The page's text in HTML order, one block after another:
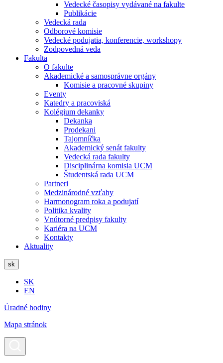
Vedecké časopisy vydávané na fakulte
Publikácie
Vedecká rada
Odborové komisie
Vedecké podujatia, konferencie, workshopy
Zodpovedná veda
Fakulta
O fakulte
Akademické a samosprávne orgány
Komisie a pracovné skupiny
Eventy
Katedry a pracoviská
Kolégium dekanky
Dekanka
Prodekani
Tajomníčka
Akademický senát fakulty
Vedecká rada fakulty
Disciplinárna komisia UCM
Študentská rada UCM
Partneri
Medzinárodné vzťahy
Harmonogram roka a podujatí
Politika kvality
Vnútorné predpisy fakulty
Kariéra na UCM
Kontakty
Aktuality
sk
SK
EN
Úradné hodiny
Mapa stránok